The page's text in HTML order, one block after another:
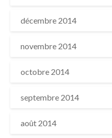
décembre 2014
novembre 2014
octobre 2014
septembre 2014
août 2014